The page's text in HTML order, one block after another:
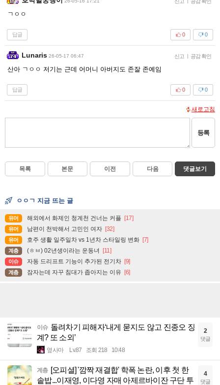
ㄱㅇㅇ
답글 0
0
Lunaris 26-05-17 06:47 신고 | 공감 확인
산아 ㄱㅇㅇ 저기는 근데 어머니 아버지도 존잘 존예임
답글 0
0
새로고침
등록
목록 본문 이전 다음 댓글보기
ㅇㅇㄱ 지금 뜨는 글
유머 해외에서 화제인 청계천 건너는 커플 [17]
유머 남편이 천박해서 고민인 여자 [32]
유머 호주 생활 일주일차 vs 1년차 스타일링 변화 [7]
계층 (ㅎㅂ) 02년생이라는 운동녀 [11]
이슈 자동 드리프트 기능이 추가된 전기차 [9]
계층 잠자는데 자꾸 침대가 좁아지는 이유 [6]
이슈 돌려차기 피해자‘내게 묻지도 않고 진종오 징
계? 또 소외’
옆사마 Lv.87 조회 218 10:48
2
댓글
계층 [오피셜] '깜짝 재결합' 학폭 논란, 이후 첫 한
솥밥...이재영, 이다영 자매 아제르바이잔 구단 투
4
댓글